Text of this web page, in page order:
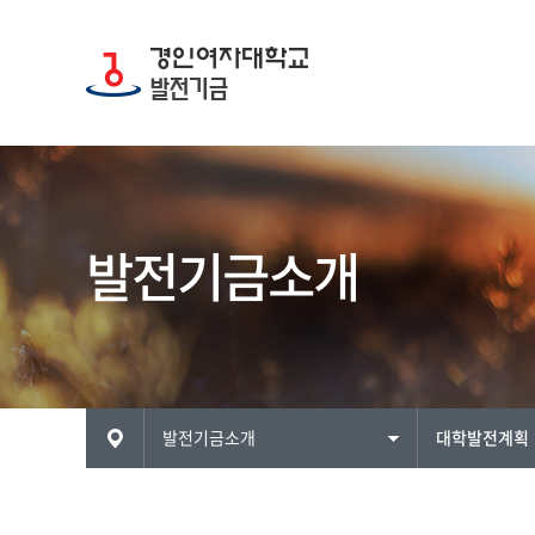
발전기금소개
발전기금소개 대학발전계획